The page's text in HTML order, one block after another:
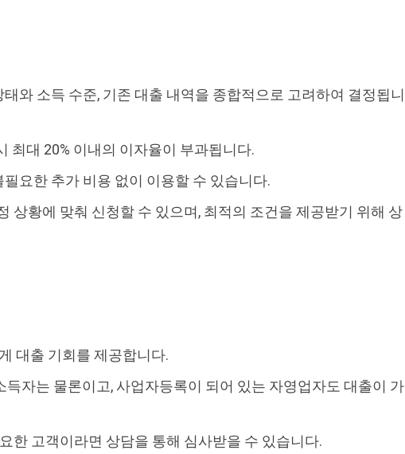
와 소득 수준, 기존 대출 내역을 종합적으로 고려하여 결정됩니
최대 20% 이내의 이자율이 부과됩니다.
요한 추가 비용 없이 이용할 수 있습니다.
상황에 맞춰 신청할 수 있으며, 최적의 조건을 제공받기 위해 상
대출 기회를 제공합니다.
자는 물론이고, 사업자등록이 되어 있는 자영업자도 대출이 가
한 고객이라면 상담을 통해 심사받을 수 있습니다.